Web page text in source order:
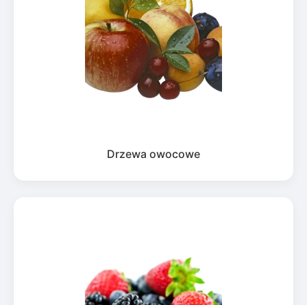
Drzewa owocowe